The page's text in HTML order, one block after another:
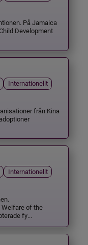
På Jamaica
Development
Internationellt
från Kina
Internationellt
Welfare of the
fy...